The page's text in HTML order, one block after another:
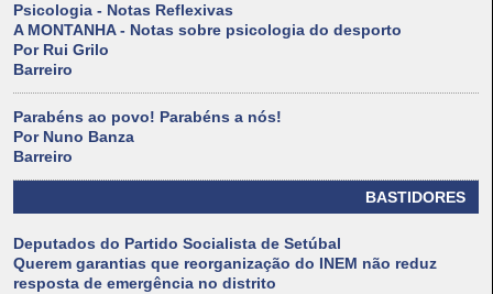
Psicologia - Notas Reflexivas
A MONTANHA - Notas sobre psicologia do desporto
Por Rui Grilo
Barreiro
Parabéns ao povo! Parabéns a nós!
Por Nuno Banza
Barreiro
BASTIDORES
Deputados do Partido Socialista de Setúbal
Querem garantias que reorganização do INEM não reduz
resposta de emergência no distrito